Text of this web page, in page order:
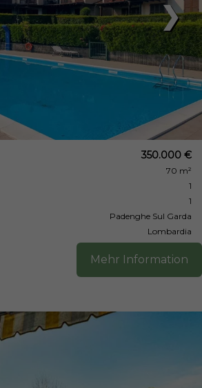
❯
350.000 €
70 m²
1
1
Padenghe Sul Garda
Lombardia
Mehr Information